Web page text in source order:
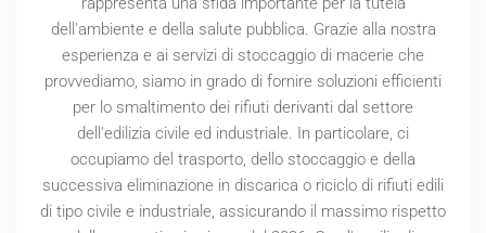
dell'ambiente e della salute pubblica. Grazie alla nostra
esperienza e ai servizi di stoccaggio di macerie che
provvediamo, siamo in grado di fornire soluzioni efficienti
per lo smaltimento dei rifiuti derivanti dal settore
dell'edilizia civile ed industriale. In particolare, ci
occupiamo del trasporto, dello stoccaggio e della
successiva eliminazione in discarica o riciclo di rifiuti edili
di tipo civile e industriale, assicurando il massimo rispetto